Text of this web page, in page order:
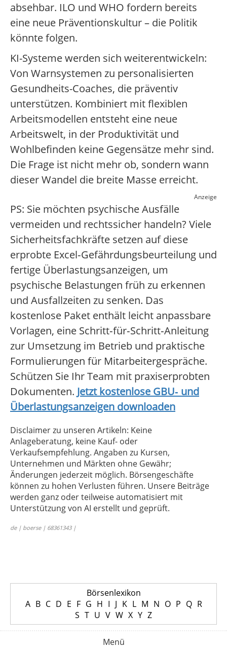
absehbar. ILO und WHO fordern bereits
eine neue Präventionskultur – die Politik
könnte folgen.
KI-Systeme werden sich weiterentwickeln:
Von Warnsystemen zu personalisierten
Gesundheits-Coaches, die präventiv
unterstützen. Kombiniert mit flexiblen
Arbeitsmodellen entsteht eine neue
Arbeitswelt, in der Produktivität und
Wohlbefinden keine Gegensätze mehr sind.
Die Frage ist nicht mehr ob, sondern wann
dieser Wandel die breite Masse erreicht.
Anzeige
PS: Sie möchten psychische Ausfälle
vermeiden und rechtssicher handeln? Viele
Sicherheitsfachkräfte setzen auf diese
erprobte Excel‑Gefährdungsbeurteilung und
fertige Überlastungsanzeigen, um
psychische Belastungen früh zu erkennen
und Ausfallzeiten zu senken. Das
kostenlose Paket enthält leicht anpassbare
Vorlagen, eine Schritt‑für‑Schritt‑Anleitung
zur Umsetzung im Betrieb und praktische
Formulierungen für Mitarbeitergespräche.
Schützen Sie Ihr Team mit praxiserprobten
Dokumenten. Jetzt kostenlose GBU‑ und
Überlastungsanzeigen downloaden
Disclaimer zu unseren Artikeln: Keine
Anlageberatung, keine Kauf- oder
Verkaufsempfehlung. Angaben zu Kursen,
Unternehmen und Märkten ohne Gewähr;
Änderungen jederzeit möglich. Börsengeschäfte
können zu hohen Verlusten führen. Unsere Beiträge
werden ganz oder teilweise automatisiert mit
Unterstützung von AI erstellt und geprüft.
de | boerse | 68361343 |
Börsenlexikon
A B C D E F G H I J K L M N O P Q R
S T U V W X Y Z
Menü